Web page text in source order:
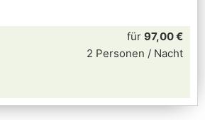
für 97,00 €
2 Personen / Nacht